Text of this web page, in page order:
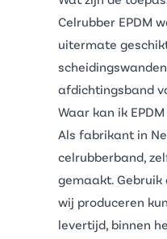
Celrubber EPDM
uitermate
afdichtingsband
Waar kan ik
Als fabrikant in
celrubberband,
gemaakt.
wij produceren
levertijd, binnen